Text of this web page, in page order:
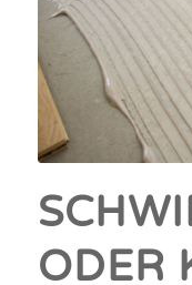
ODER